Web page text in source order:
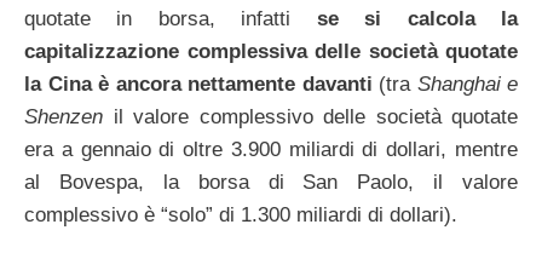
quotate in borsa, infatti se si calcola la
capitalizzazione complessiva delle società quotate
la Cina è ancora nettamente davanti (traShanghai e
Shenzen il valore complessivo delle società quotate
era a gennaio di oltre 3.900 miliardi di dollari, mentre
al Bovespa, la borsa di San Paolo, il valore
complessivo è “solo” di 1.300 miliardi di dollari).